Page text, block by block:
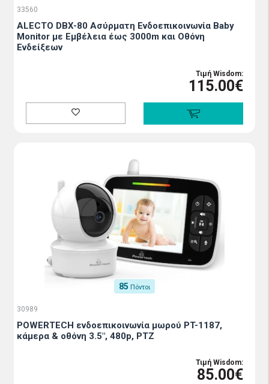
33560
ALECTO DBX-80 Ασύρματη Ενδοεπικοινωνία Baby
Monitor με Εμβέλεια έως 3000m και Οθόνη
Ενδείξεων
Τιμή Wisdom:
115.00€
85 Πόντοι
30989
POWERTECH ενδοεπικοινωνία μωρού PT-1187,
κάμερα & οθόνη 3.5", 480p, PTZ
Τιμή Wisdom:
85.00€